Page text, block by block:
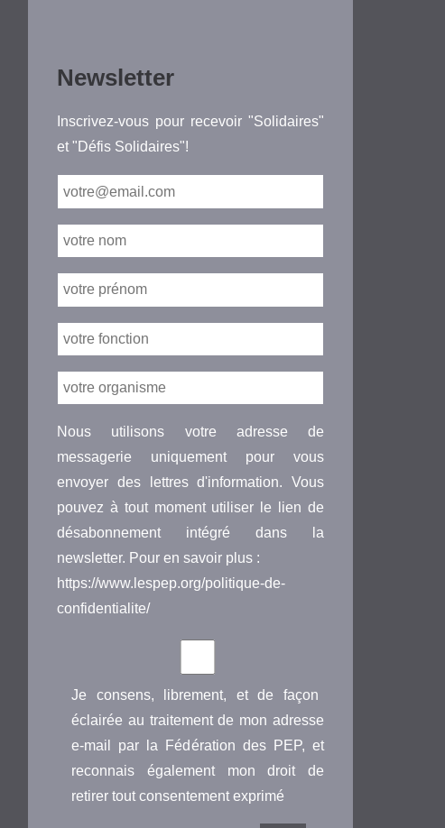
Newsletter
Inscrivez-vous pour recevoir "Solidaires"
et "Défis Solidaires"!
Nous utilisons votre adresse de
messagerie uniquement pour vous
envoyer des lettres d'information. Vous
pouvez à tout moment utiliser le lien de
désabonnement intégré dans la
newsletter. Pour en savoir plus :
https://www.lespep.org/politique-de-
confidentialite/
Je consens, librement, et de façon
éclairée au traitement de mon adresse
e-mail par la Fédération des PEP, et
reconnais également mon droit de
retirer tout consentement exprimé